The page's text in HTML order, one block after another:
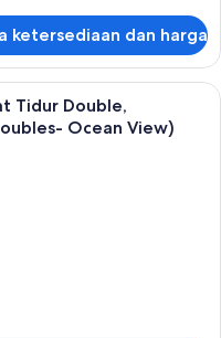
ketersediaan dan harga
meja setrika, Wi-Fi gratis, dan
Tidur Double,
Ocean View)